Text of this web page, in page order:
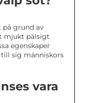
på grund av
mjukt pälsigt
egenskaper
sig människors
vara